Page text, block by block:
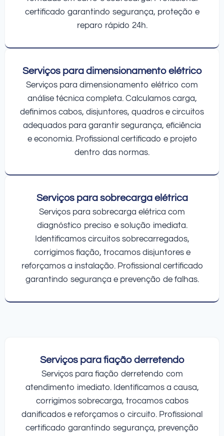
certificado garantindo segurança, proteção e
reparo rápido 24h.
Serviços para dimensionamento elétrico
Serviços para dimensionamento elétrico com
análise técnica completa. Calculamos carga,
definimos cabos, disjuntores, quadros e circuitos
adequados para garantir segurança, eficiência
e economia. Profissional certificado e projeto
dentro das normas.
Serviços para sobrecarga elétrica
Serviços para sobrecarga elétrica com
diagnóstico preciso e solução imediata.
Identificamos circuitos sobrecarregados,
corrigimos fiação, trocamos disjuntores e
reforçamos a instalação. Profissional certificado
garantindo segurança e prevenção de falhas.
Serviços para fiação derretendo
Serviços para fiação derretendo com
atendimento imediato. Identificamos a causa,
corrigimos sobrecarga, trocamos cabos
danificados e reforçamos o circuito. Profissional
certificado garantindo segurança, prevenção